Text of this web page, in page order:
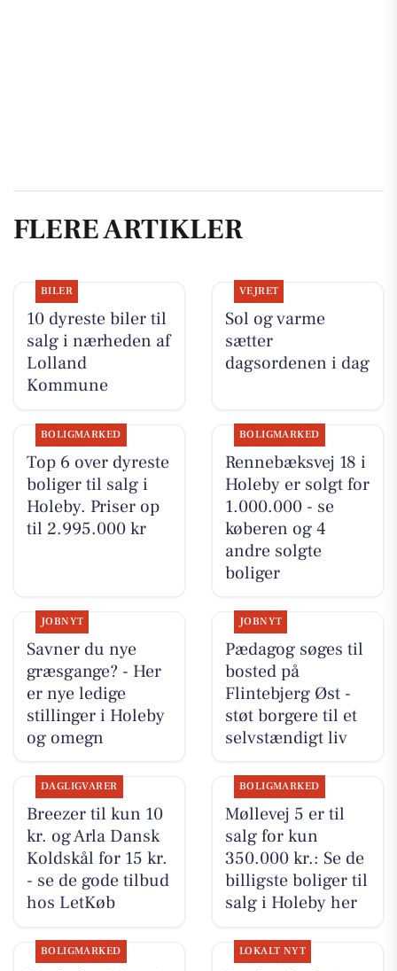
FLERE ARTIKLER
BILER
10 dyreste biler til
salg i nærheden af
Lolland
Kommune
VEJRET
Sol og varme
sætter
dagsordenen i dag
BOLIGMARKED
Top 6 over dyreste
boliger til salg i
Holeby. Priser op
til 2.995.000 kr
BOLIGMARKED
Rennebæksvej 18 i
Holeby er solgt for
1.000.000 - se
køberen og 4
andre solgte
boliger
JOBNYT
Savner du nye
græsgange? - Her
er nye ledige
stillinger i Holeby
og omegn
JOBNYT
Pædagog søges til
bosted på
Flintebjerg Øst -
støt borgere til et
selvstændigt liv
DAGLIGVARER
Breezer til kun 10
kr. og Arla Dansk
Koldskål for 15 kr.
- se de gode tilbud
hos LetKøb
BOLIGMARKED
Møllevej 5 er til
salg for kun
350.000 kr.: Se de
billigste boliger til
salg i Holeby her
BOLIGMARKED LOKALT NYT